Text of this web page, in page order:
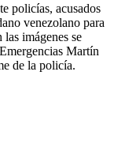
policías, acusados
venezolano para
imágenes se
Martín
de la policía.